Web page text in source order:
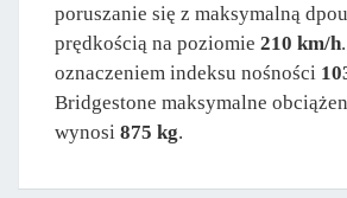
poruszanie się z maksymalną
prędkością na poziomie 210 km/h
oznaczeniem indeksu nośności
Bridgestone maksymalne
wynosi 875 kg.